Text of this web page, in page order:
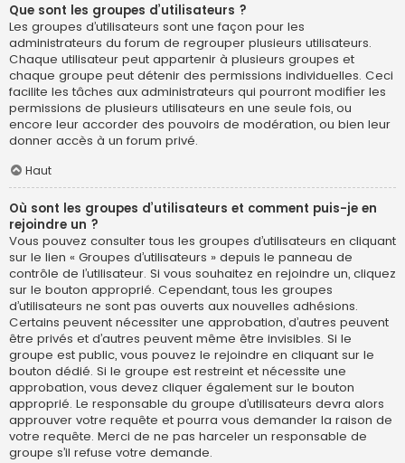
Que sont les groupes d’utilisateurs ?
Les groupes d’utilisateurs sont une façon pour les
administrateurs du forum de regrouper plusieurs utilisateurs.
Chaque utilisateur peut appartenir à plusieurs groupes et
chaque groupe peut détenir des permissions individuelles. Ceci
facilite les tâches aux administrateurs qui pourront modifier les
permissions de plusieurs utilisateurs en une seule fois, ou
encore leur accorder des pouvoirs de modération, ou bien leur
donner accès à un forum privé.
Haut
Où sont les groupes d’utilisateurs et comment puis-je en
rejoindre un ?
Vous pouvez consulter tous les groupes d’utilisateurs en cliquant
sur le lien « Groupes d’utilisateurs » depuis le panneau de
contrôle de l’utilisateur. Si vous souhaitez en rejoindre un, cliquez
sur le bouton approprié. Cependant, tous les groupes
d’utilisateurs ne sont pas ouverts aux nouvelles adhésions.
Certains peuvent nécessiter une approbation, d’autres peuvent
être privés et d’autres peuvent même être invisibles. Si le
groupe est public, vous pouvez le rejoindre en cliquant sur le
bouton dédié. Si le groupe est restreint et nécessite une
approbation, vous devez cliquer également sur le bouton
approprié. Le responsable du groupe d’utilisateurs devra alors
approuver votre requête et pourra vous demander la raison de
votre requête. Merci de ne pas harceler un responsable de
groupe s’il refuse votre demande.